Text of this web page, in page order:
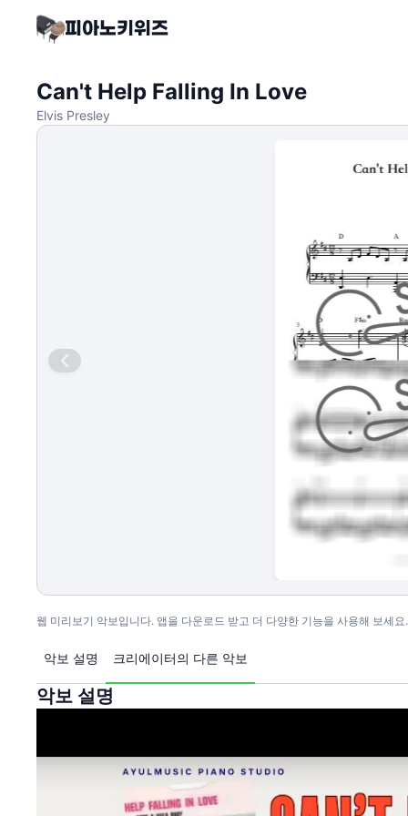
Can't Help Falling In Love
Elvis Presley
웹 미리보기 악보입니다. 앱을 다운로드 받고 더 다양한 기능을 사용해 보세요.
악보 설명 크리에이터의 다른 악보
악보 설명